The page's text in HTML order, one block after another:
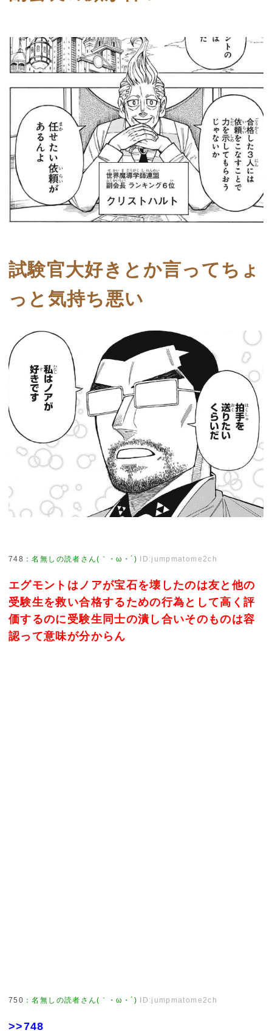
試験官大好きとか言ってちょ
っと気持ち悪い
748 ：名無しの読者さん(｀・ω・´) ID:jumpmatome2ch
エグモントはノアが宝石を壊したのは友と他の
受験生を救い合格するための行為として高く評
価するのに受験生同士の潰し合いそのものは容
認って意味が分からん
750 ：名無しの読者さん(｀・ω・´) ID:jumpmatome2ch
>>748